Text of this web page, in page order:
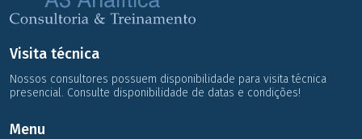
Visita técnica
Nossos consultores possuem disponibilidade para visita técnica
presencial. Consulte disponibilidade de datas e condições!
Menu